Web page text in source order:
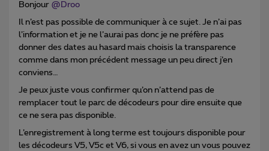
Bonjour @Droo
Il n’est pas possible de communiquer à ce sujet. Je n’ai pas
l’information et je ne l’aurai pas donc je ne préfère pas
donner des dates au hasard mais choisis la transparence
comme dans mon précédent message un peu direct j’en
conviens…
Je peux juste vous confirmer qu’on n’attend pas de
remplacer tout le parc de décodeurs pour dire ensuite que
ce ne sera pas disponible.
L’enregistrement à long terme est toujours disponible pour
les décodeurs V5, V5c et V6, si vous en avez un vous pouvez